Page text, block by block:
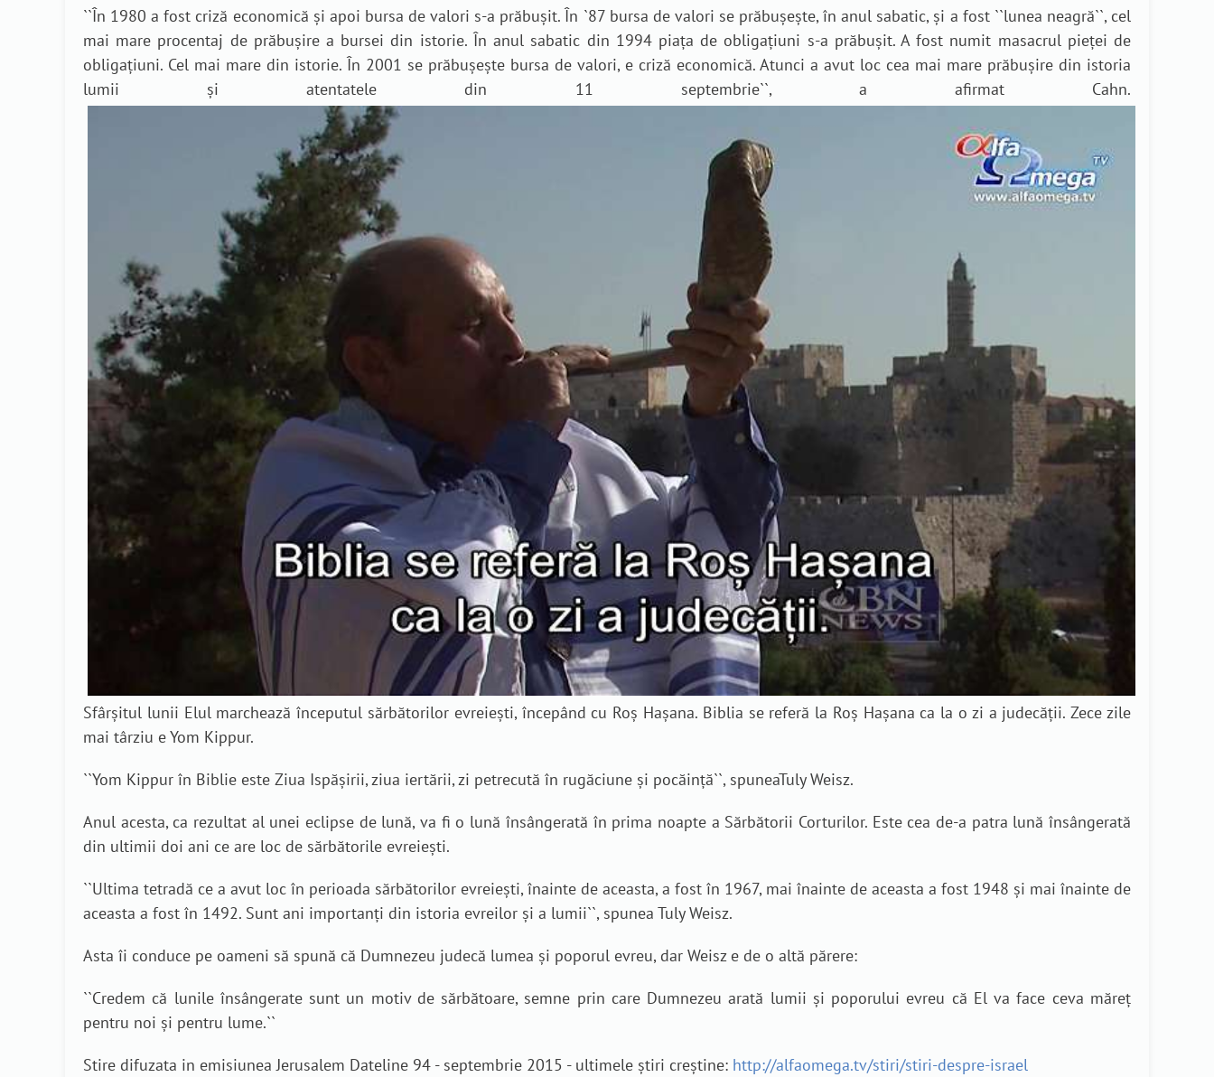
``În 1980 a fost criză economică și apoi bursa de valori s-a prăbușit. În `87 bursa de valori se prăbușește, în anul sabatic, și a fost ``lunea neagră``, cel
mai mare procentaj de prăbușire a bursei din istorie. În anul sabatic din 1994 piața de obligațiuni s-a prăbușit. A fost numit masacrul pieței de
obligațiuni. Cel mai mare din istorie. În 2001 se prăbușește bursa de valori, e criză economică. Atunci a avut loc cea mai mare prăbușire din istoria
lumii și atentatele din 11 septembrie``, a afirmat Cahn.
Sfârșitul lunii Elul marchează începutul sărbătorilor evreiești, începând cu Roș Hașana. Biblia se referă la Roș Hașana ca la o zi a judecății. Zece zile
mai târziu e Yom Kippur.
``Yom Kippur în Biblie este Ziua Ispășirii, ziua iertării, zi petrecută în rugăciune și pocăință``, spuneaTuly Weisz.
Anul acesta, ca rezultat al unei eclipse de lună, va fi o lună însângerată în prima noapte a Sărbătorii Corturilor. Este cea de-a patra lună însângerată
din ultimii doi ani ce are loc de sărbătorile evreiești.
``Ultima tetradă ce a avut loc în perioada sărbătorilor evreiești, înainte de aceasta, a fost în 1967, mai înainte de aceasta a fost 1948 și mai înainte de
aceasta a fost în 1492. Sunt ani importanți din istoria evreilor și a lumii``, spunea Tuly Weisz.
Asta îi conduce pe oameni să spună că Dumnezeu judecă lumea și poporul evreu, dar Weisz e de o altă părere:
``Credem că lunile însângerate sunt un motiv de sărbătoare, semne prin care Dumnezeu arată lumii și poporului evreu că El va face ceva măreț
pentru noi și pentru lume.``
Stire difuzata in emisiunea Jerusalem Dateline 94 - septembrie 2015 - ultimele știri creștine: http://alfaomega.tv/stiri/stiri-despre-israel